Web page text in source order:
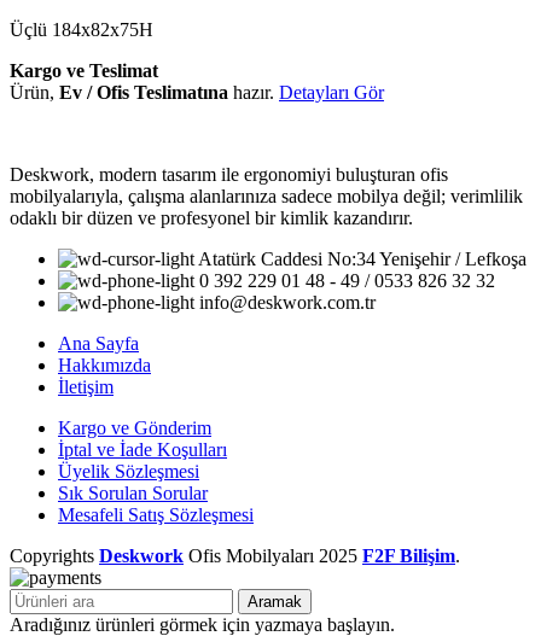
Üçlü 184x82x75H
Kargo ve Teslimat
Ürün, Ev / Ofis Teslimatına hazır. Detayları Gör
Deskwork, modern tasarım ile ergonomiyi buluşturan ofis
mobilyalarıyla, çalışma alanlarınıza sadece mobilya değil; verimlilik
odaklı bir düzen ve profesyonel bir kimlik kazandırır.
Atatürk Caddesi No:34 Yenişehir / Lefkoşa
0 392 229 01 48 - 49 / 0533 826 32 32
info@deskwork.com.tr
Ana Sayfa
Hakkımızda
İletişim
Kargo ve Gönderim
İptal ve İade Koşulları
Üyelik Sözleşmesi
Sık Sorulan Sorular
Mesafeli Satış Sözleşmesi
Copyrights Deskwork Ofis Mobilyaları 2025 F2F Bilişim.
Aramak
Aradığınız ürünleri görmek için yazmaya başlayın.